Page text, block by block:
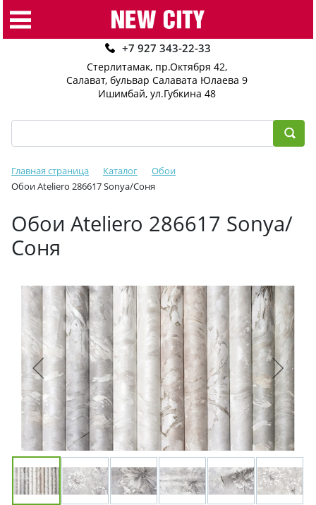
+7 927 343-22-33
Стерлитамак, пр.Октября 42,
Салават, бульвар Салавата Юлаева 9
Ишимбай, ул.Губкина 48
Главная страница Каталог
Обои
Обои Ateliero 286617 Sonya/Соня
Обои Ateliero 286617 Sonya/
Соня